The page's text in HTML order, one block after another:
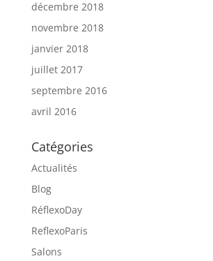
décembre 2018
novembre 2018
janvier 2018
juillet 2017
septembre 2016
avril 2016
Catégories
Actualités
Blog
RéflexoDay
ReflexoParis
Salons